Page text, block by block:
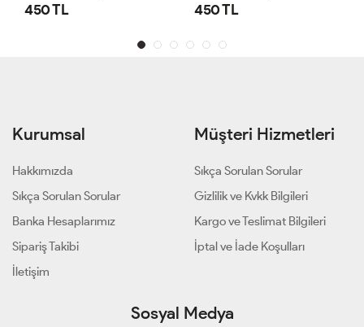
450 TL 450 TL
Kurumsal
Hakkımızda
Sıkça Sorulan Sorular
Banka Hesaplarımız
Sipariş Takibi
İletişim
Müşteri Hizmetleri
Sıkça Sorulan Sorular
Gizlilik ve Kvkk Bilgileri
Kargo ve Teslimat Bilgileri
İptal ve İade Koşulları
Sosyal Medya